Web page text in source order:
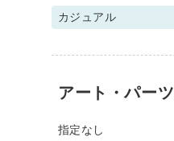
カジュアル
アート・パーツ
指定なし